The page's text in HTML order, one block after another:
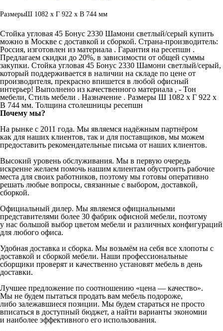
РазмерыШ 1082 x Г 922 x В 744 мм
Cтойка угловая 45 Бонус 2330 Шамони светлый/серый купить
можно в Москве с доставкой и сборкой. Страна-производитель:
Россия, изготовлен из материала . Гарантия на ресепшн .
Предлагаем скидки до 20%, в зависимости от общей суммы
закупки. Cтойка угловая 45 Бонус 2330 Шамони светлый/серый,
который поддерживается в наличии на складе по цене от
производителя, прекрасно впишется в любой офисный
интерьер! Выполнено из качественного материала , - Тон
мебели, Стиль мебели . Назначение . Размеры Ш 1082 x Г 922 x
В 744 мм. Толщина столешницы ресепшн
Почему мы?
На рынке с 2011 года. Мы являемся надёжным партнёром
как для наших клиентов, так и для поставщиков, мы можем
предоставить рекомендательные письма от наших клиентов.
Высокий уровень обслуживания. Мы в первую очередь
искренне желаем помочь нашим клиентам обустроить рабочие
места для своих работников, поэтому мы готовы оперативно
решать любые вопросы, связанные с выбором, доставкой,
сборкой.
Официальный дилер. Мы являемся официальными
представителями более 30 фабрик офисной мебели, поэтому
у нас большой выбор цветом мебели и различных конфигураций
для любого офиса.
Удобная доставка и сборка. Мы возьмём на себя все хлопоты с
доставкой и сборкой мебели. Наши профессиональные
сборщики проверят и качественно установят мебель в день
доставки.
Лучшее предложение по соотношению «цена — качество».
Мы не будем пытаться продать вам мебель подороже,
либо залежавшиеся позиции. Мы будем стараться не просто
вписаться в доступный бюджет, а найти варианты экономии
и наиболее эффективного его использования.